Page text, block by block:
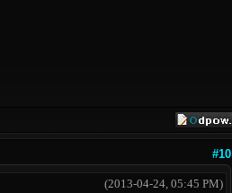
#10
(2013-04-24, 05:45 PM)